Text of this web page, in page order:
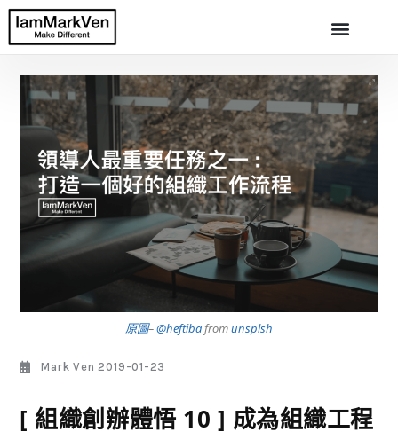
原圖–@heftibafromunsplsh
Mark Ven 2019-01-23
[ 組織創辦體悟 10 ] 成為組織工程